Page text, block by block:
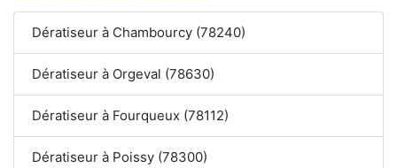
Dératiseur à Chambourcy (78240)
Dératiseur à Orgeval (78630)
Dératiseur à Fourqueux (78112)
Dératiseur à Poissy (78300)